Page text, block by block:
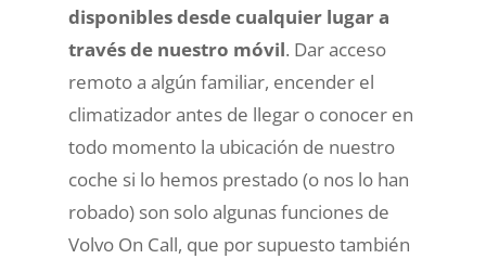
disponibles desde cualquier lugar a
través de nuestro móvil. Dar acceso
remoto a algún familiar, encender el
climatizador antes de llegar o conocer en
todo momento la ubicación de nuestro
coche si lo hemos prestado (o nos lo han
robado) son solo algunas funciones de
Volvo On Call, que por supuesto también